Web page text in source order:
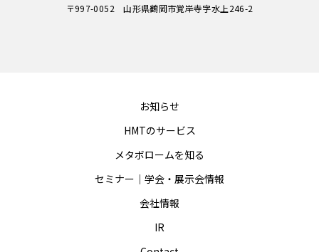
〒997-0052 山形県鶴岡市覚岸寺字水上246-2
お知らせ
HMTのサービス
メタボロームを知る
セミナー｜学会・展示会情報
会社情報
IR